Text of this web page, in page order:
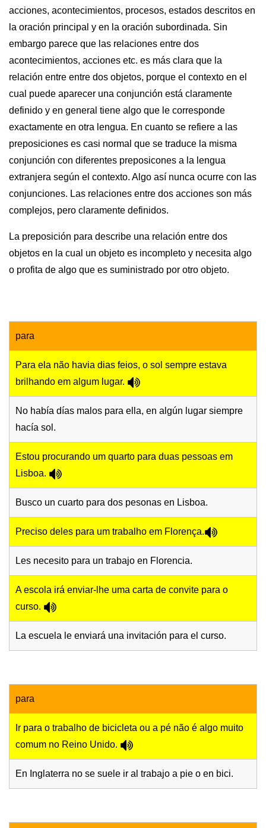
acciones, acontecimientos, procesos, estados descritos en
la oración principal y en la oración subordinada. Sin
embargo parece que las relaciones entre dos
acontecimientos, acciones etc. es más clara que la
relación entre entre dos objetos, porque el contexto en el
cual puede aparecer una conjunción está claramente
definido y en general tiene algo que le corresponde
exactamente en otra lengua. En cuanto se refiere a las
preposiciones es casi normal que se traduce la misma
conjunción con diferentes preposicones a la lengua
extranjera según el contexto. Algo así nunca ocurre con las
conjunciones. Las relaciones entre dos acciones son más
complejos, pero claramente definidos.
La preposición para describe una relación entre dos
objetos en la cual un objeto es incompleto y necesita algo
o profita de algo que es suministrado por otro objeto.
para
Para ela não havia dias feios, o sol sempre estava
brilhando em algum lugar.
No había días malos para ella, en algún lugar siempre
hacía sol.
Estou procurando um quarto para duas pessoas em
Lisboa.
Busco un cuarto para dos pesonas en Lisboa.
Preciso deles para um trabalho em Florença.
Les necesito para un trabajo en Florencia.
A escola irá enviar-lhe uma carta de convite para o
curso.
La escuela le enviará una invitación para el curso.
para
Ir para o trabalho de bicicleta ou a pé não é algo muito
comum no Reino Unido.
En Inglaterra no se suele ir al trabajo a pie o en bici.